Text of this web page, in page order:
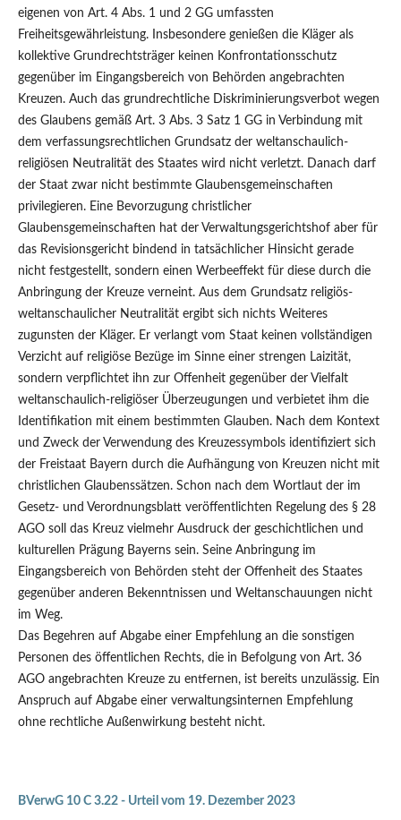
eigenen von Art. 4 Abs. 1 und 2 GG umfassten
Freiheitsgewährleistung. Insbesondere genießen die Kläger als
kollektive Grundrechtsträger keinen Konfrontationsschutz
gegenüber im Eingangsbereich von Behörden angebrachten
Kreuzen. Auch das grundrechtliche Diskriminierungsverbot wegen
des Glaubens gemäß Art. 3 Abs. 3 Satz 1 GG in Verbindung mit
dem verfassungsrechtlichen Grundsatz der weltanschaulich-
religiösen Neutralität des Staates wird nicht verletzt. Danach darf
der Staat zwar nicht bestimmte Glaubensgemeinschaften
privilegieren. Eine Bevorzugung christlicher
Glaubensgemeinschaften hat der Verwaltungsgerichtshof aber für
das Revisionsgericht bindend in tatsächlicher Hinsicht gerade
nicht festgestellt, sondern einen Werbeeffekt für diese durch die
Anbringung der Kreuze verneint. Aus dem Grundsatz religiös-
weltanschaulicher Neutralität ergibt sich nichts Weiteres
zugunsten der Kläger. Er verlangt vom Staat keinen vollständigen
Verzicht auf religiöse Bezüge im Sinne einer strengen Laizität,
sondern verpflichtet ihn zur Offenheit gegenüber der Vielfalt
weltanschaulich-religiöser Überzeugungen und verbietet ihm die
Identifikation mit einem bestimmten Glauben. Nach dem Kontext
und Zweck der Verwendung des Kreuzessymbols identifiziert sich
der Freistaat Bayern durch die Aufhängung von Kreuzen nicht mit
christlichen Glaubenssätzen. Schon nach dem Wortlaut der im
Gesetz- und Verordnungsblatt veröffentlichten Regelung des § 28
AGO soll das Kreuz vielmehr Ausdruck der geschichtlichen und
kulturellen Prägung Bayerns sein. Seine Anbringung im
Eingangsbereich von Behörden steht der Offenheit des Staates
gegenüber anderen Bekenntnissen und Weltanschauungen nicht
im Weg.
Das Begehren auf Abgabe einer Empfehlung an die sonstigen
Personen des öffentlichen Rechts, die in Befolgung von Art. 36
AGO angebrachten Kreuze zu entfernen, ist bereits unzulässig. Ein
Anspruch auf Abgabe einer verwaltungsinternen Empfehlung
ohne rechtliche Außenwirkung besteht nicht.
BVerwG 10 C 3.22 - Urteil vom 19. Dezember 2023